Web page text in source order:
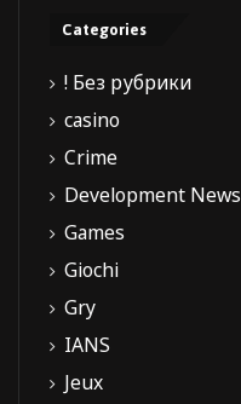
Categories
! Без рубрики
casino
Crime
Development News
Games
Giochi
Gry
IANS
Jeux